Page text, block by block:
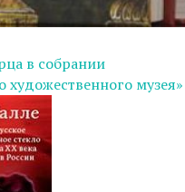
в собрании
художественного музея»